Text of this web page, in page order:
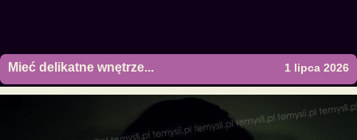
Mieć delikatne wnętrze... 1 lipca 2026